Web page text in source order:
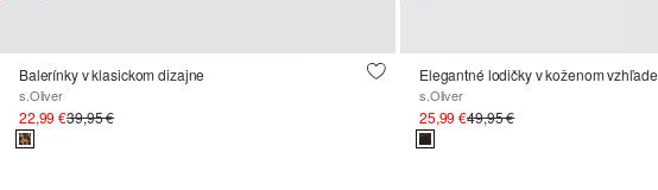
Balerínky v klasickom dizajne
s.Oliver
22,99 €39,95 €
Elegantné lodičky v koženom vzhľade
s.Oliver
25,99 €49,95 €